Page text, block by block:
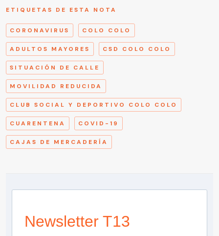
ETIQUETAS DE ESTA NOTA
CORONAVIRUS COLO COLO
ADULTOS MAYORES CSD COLO COLO
SITUACIÓN DE CALLE
MOVILIDAD REDUCIDA
CLUB SOCIAL Y DEPORTIVO COLO COLO
CUARENTENA COVID-19
CAJAS DE MERCADERÍA
Newsletter T13